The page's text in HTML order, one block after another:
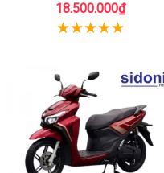
18.500.000₫